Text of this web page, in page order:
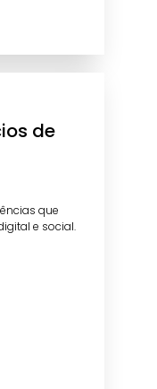
de
que
e social.